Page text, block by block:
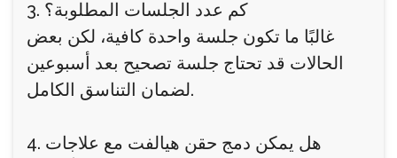
3. كم عدد الجلسات المطلوبة؟
غالبًا ما تكون جلسة واحدة كافية، لكن بعض
الحالات قد تحتاج جلسة تصحيح بعد أسبوعين
لضمان التناسق الكامل.
4. هل يمكن دمج حقن هيالفت مع علاجات